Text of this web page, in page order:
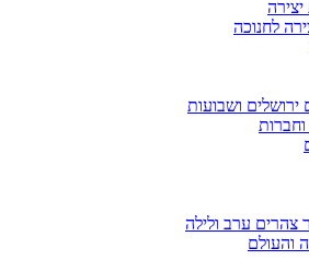
לחנוכה
ירושלים ושבועות
צהרים ערב ולילה
והעולם